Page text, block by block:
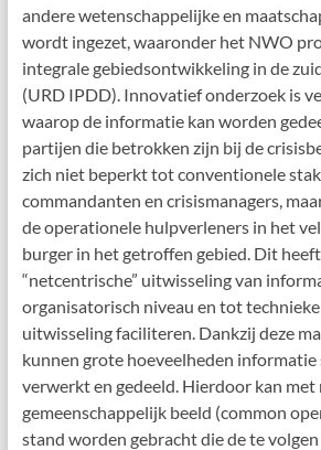
andere wetenschappelijke en
wordt ingezet, waaronder het NWO
integrale gebiedsontwikkeling in de
(URD IPDD). Innovatief onderzoek is
waarop de informatie kan worden
partijen die betrokken zijn bij de
zich niet beperkt tot conventionele
commandanten en crisismanagers,
de operationele hulpverleners in het
burger in het getroffen gebied. Dit
“netcentrische” uitwisseling van
organisatorisch niveau en tot
uitwisseling faciliteren. Dankzij deze
kunnen grote hoeveelheden informatie
verwerkt en gedeeld. Hierdoor kan met
gemeenschappelijk beeld (common
stand worden gebracht die de te